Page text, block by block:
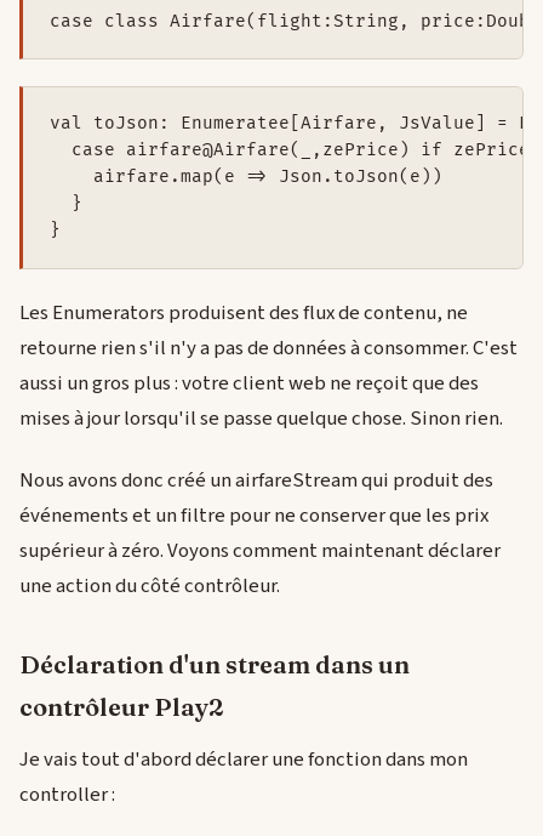
case class Airfare(flight:String,
val toJson: Enumeratee[Airfare, JsValue] =
case airfare@Airfare(_,zePrice) if zePrice
    airfare.map(e => Json.toJson(e))
  }
}
Les Enumerators produisent des flux de contenu, ne
retourne rien s'il n'y a pas de données à consommer. C'est
aussi un gros plus : votre client web ne reçoit que des
mises à jour lorsqu'il se passe quelque chose. Sinon rien.
Nous avons donc créé un airfareStream qui produit des
événements et un filtre pour ne conserver que les prix
supérieur à zéro. Voyons comment maintenant déclarer
une action du côté contrôleur.
Déclaration d'un stream dans un
contrôleur Play2
Je vais tout d'abord déclarer une fonction dans mon
controller :